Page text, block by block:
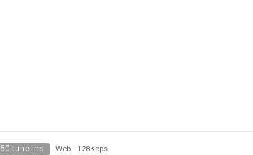
60 tune ins Web - 128Kbps